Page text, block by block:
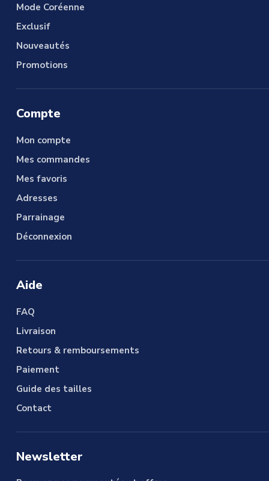
Mode Coréenne
Exclusif
Nouveautés
Promotions
Compte
Mon compte
Mes commandes
Mes favoris
Adresses
Parrainage
Déconnexion
Aide
FAQ
Livraison
Retours & remboursements
Paiement
Guide des tailles
Contact
Newsletter